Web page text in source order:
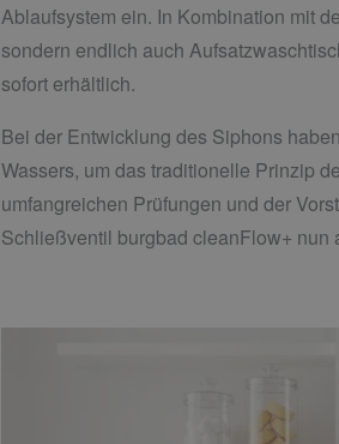
Ablaufsystem ein. In Kombination mit
sondern endlich auch
sofort erhältlich.
Bei der Entwicklung des Siphons
Wassers, um das traditionelle Prinzip
umfangreichen Prüfungen und der
Schließventil burgbad cleanFlow+ nun